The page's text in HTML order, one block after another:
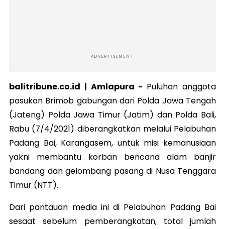
ADVERTISEMENT
balitribune.co.id | Amlapura - Puluhan anggota
pasukan Brimob gabungan dari Polda Jawa Tengah
(Jateng) Polda Jawa Timur (Jatim) dan Polda Bali,
Rabu (7/4/2021) diberangkatkan melalui Pelabuhan
Padang Bai, Karangasem, untuk misi kemanusiaan
yakni membantu korban bencana alam banjir
bandang dan gelombang pasang di Nusa Tenggara
Timur (NTT).
Dari pantauan media ini di Pelabuhan Padang Bai
sesaat sebelum pemberangkatan, total jumlah